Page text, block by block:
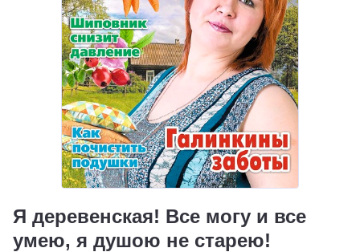
Я деревенская! Все могу и все
умею, я душою не старею!